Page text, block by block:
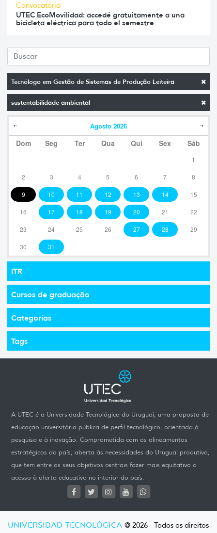
Tecnólogo em Gestão de Sistemas de Produção Leiteira
sustentabilidade ambiental
Agosto 2026
Dom Seg Ter Qua Qui Sex Sáb
1
2 3 4 5 6 7 8
9 10 11 12 13 14 15
16 17 18 19 20 21 22
23 24 25 26 27 28 29
30 31
ITR
Cursos de graduação
Categorías
Tags
Convocatória
UTEC EcoMovilidad: accedé gratuitamente a una
bicicleta eléctrica para todo el semestre
A UTEC é a Universidade Tecnológica do Uruguai, uma proposta de
educação universitária pública de perfil tecnológico, orientada à
pesquisa e à inovação. Comprometida com os alineamentos
estratégicos do país, aberta às necessidades do Uruguai produtivo,
que tem entre os seus objetivos centrais fazer mais equitativo o
acesso à oferta educativa no interior do país.
UNIVERSIDAD TECNOLÓGICA @ 2026 - Todos os direitos